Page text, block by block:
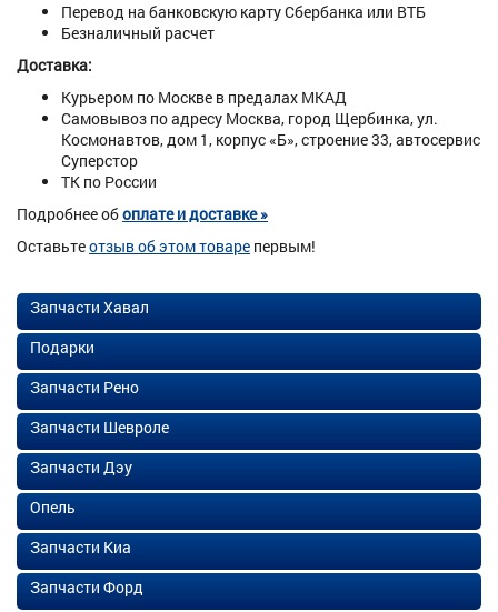
Перевод на банковскую карту Сбербанка или ВТБ
Безналичный расчет
Доставка:
Курьером по Москве в предалах МКАД
Самовывоз по адресу Москва, город Щербинка, ул.
Космонавтов, дом 1, корпус «Б», строение 33, автосервис
Суперстор
ТК по России
Подробнее обоплате и доставке »
Оставьтеотзыв об этом товаре первым!
Запчасти Хавал
Подарки
Запчасти Рено
Запчасти Шевроле
Запчасти Дэу
Опель
Запчасти Киа
Запчасти Форд